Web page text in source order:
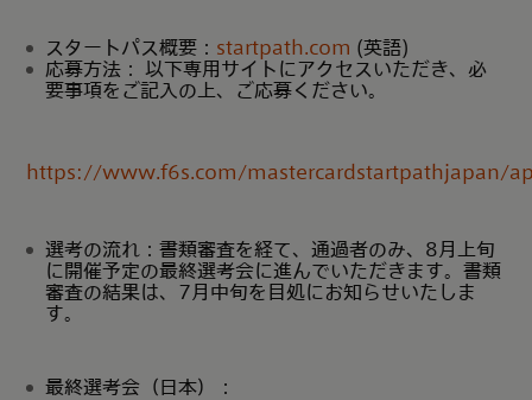
スタートパス概要： startpath.com (英語)
応募方法： 以下専用サイトにアクセスいただき、必
要事項をご記入の上、ご応募ください。
https://www.f6s.com/mastercardstartpathjapan/
選考の流れ：書類審査を経て、通過者のみ、8月上旬
に開催予定の最終選考会に進んでいただきます。書類
審査の結果は、7月中旬を目処にお知らせいたしま
す。
最終選考会（日本）：